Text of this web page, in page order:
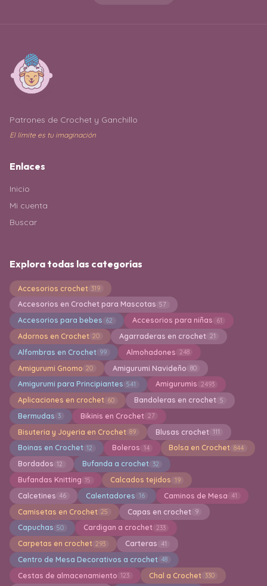
Patrones de Crochet y Ganchillo
El límite es tu imaginación
Enlaces
Inicio
Mi cuenta
Buscar
Explora todas las categorías
Accesorios crochet 319
Accesorios en Crochet para Mascotas 57
Accesorios para bebes 62 Accesorios para niñas 61
Adornos en Crochet 20 Agarraderas en crochet 21
Alfombras en Crochet 99 Almohadones 248
Amigurumi Gnomo 20 Amigurumi Navideño 80
Amigurumi para Principiantes 541 Amigurumis 2493
Aplicaciones en crochet 60 Bandoleras en crochet 5
Bermudas 3 Bikinis en Crochet 27
Bisuteria y Joyeria en Crochet 89 Blusas crochet 111
Boinas en Crochet 12 Boleros 14 Bolsa en Crochet 844
Bordados 12 Bufanda a crochet 32
Bufandas Knitting 15 Calcados tejidos 19
Calcetines 46 Calentadores 16 Caminos de Mesa 41
Camisetas en Crochet 25 Capas en crochet 9
Capuchas 50 Cardigan a crochet 233
Carpetas en crochet 293 Carteras 41
Centro de Mesa Decorativos a crochet 48
Cestas de almacenamiento 123 Chal a Crochet 330